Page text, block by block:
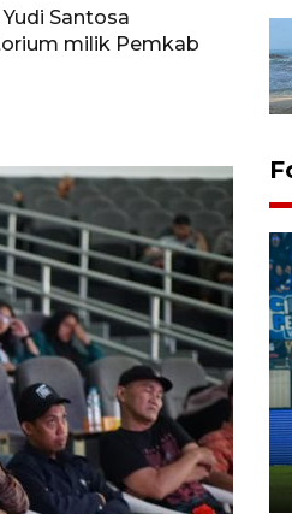
Santosa
milik Pemkab
latihan bela negara
SPPI di